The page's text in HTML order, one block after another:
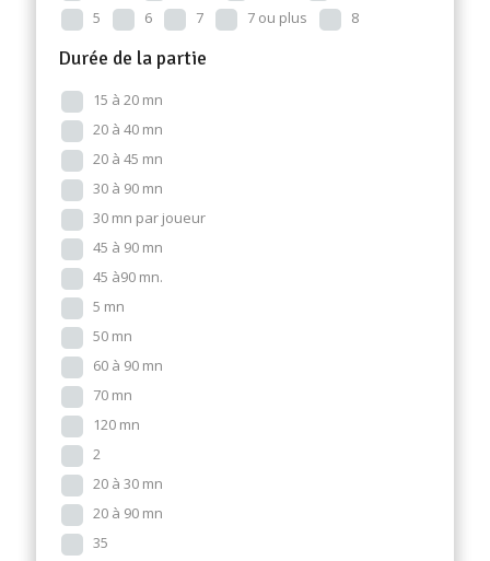
5 6 7 7 ou plus 8
Durée de la partie
15 à 20 mn
20 à 40 mn
20 à 45 mn
30 à 90 mn
30 mn par joueur
45 à 90 mn
45 à90 mn.
5 mn
50 mn
60 à 90 mn
70 mn
120 mn
2
20 à 30 mn
20 à 90 mn
35